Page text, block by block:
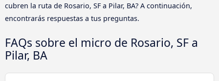
cubren la ruta de Rosario, SF a Pilar, BA? A continuación,
encontrarás respuestas a tus preguntas.
FAQs sobre el micro de Rosario, SF a
Pilar, BA